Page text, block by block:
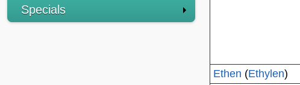
Specials
Ethen (Ethylen)